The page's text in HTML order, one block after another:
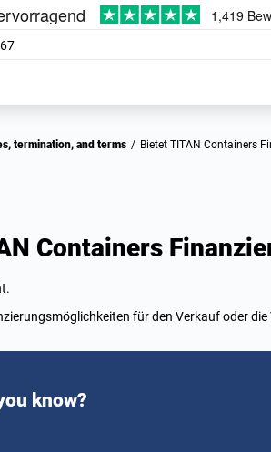
termination, and terms / Bietet TITAN Containers
Containers
für den Verkauf oder
know?